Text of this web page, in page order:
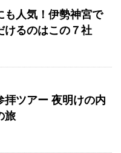
も人気！伊勢神宮で
けるのはこの７社
拝ツアー 夜明けの内
旅